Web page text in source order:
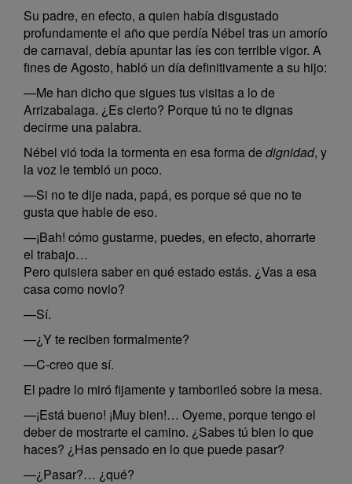
Su padre, en efecto, a quien había disgustado
profundamente el año que perdía Nébel tras un amorío
de carnaval, debía apuntar las íes con terrible vigor. A
fines de Agosto, habló un día definitivamente a su hijo:
—Me han dicho que sigues tus visitas a lo de
Arrizabalaga. ¿Es cierto? Porque tú no te dignas
decirme una palabra.
Nébel vió toda la tormenta en esa forma de dignidad, y
la voz le tembló un poco.
—Si no te dije nada, papá, es porque sé que no te
gusta que hable de eso.
—¡Bah! cómo gustarme, puedes, en efecto, ahorrarte
el trabajo…
Pero quisiera saber en qué estado estás. ¿Vas a esa
casa como novio?
—Sí.
—¿Y te reciben formalmente?
—C-creo que sí.
El padre lo miró fijamente y tamborileó sobre la mesa.
—¡Está bueno! ¡Muy bien!… Oyeme, porque tengo el
deber de mostrarte el camino. ¿Sabes tú bien lo que
haces? ¿Has pensado en lo que puede pasar?
—¿Pasar?… ¿qué?